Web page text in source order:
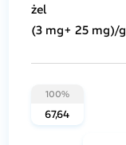
żel
(3 mg+ 25 mg)/g
100%
67,64